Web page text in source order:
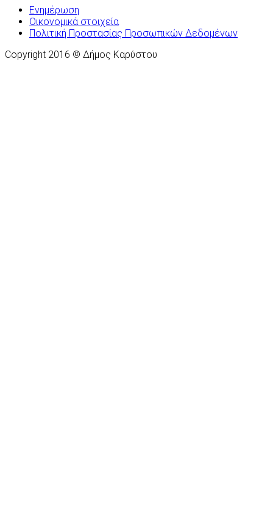
Ενημέρωση
Οικονομικά στοιχεία
Πολιτική Προστασίας Προσωπικών Δεδομένων
Copyright 2016 © Δήμος Καρύστου